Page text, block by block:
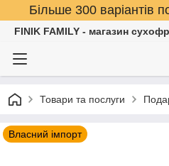
Більше 300 варіантів
FINIK FAMILY - магазин
Товари та послуги
Власний імпорт